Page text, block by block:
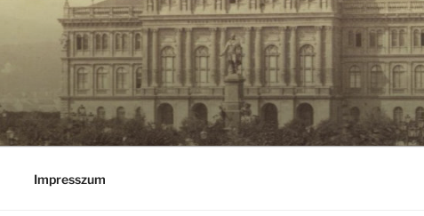
Impresszum